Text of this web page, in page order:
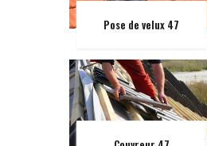
Pose de velux 47